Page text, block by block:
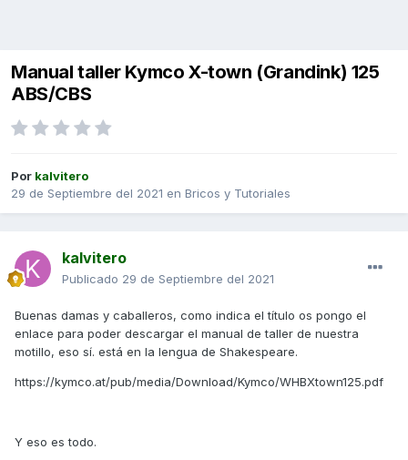
Manual taller Kymco X-town (Grandink) 125
ABS/CBS
Por kalvitero
29 de Septiembre del 2021 en Bricos y Tutoriales
kalvitero
Publicado 29 de Septiembre del 2021
Buenas damas y caballeros, como indica el título os pongo el
enlace para poder descargar el manual de taller de nuestra
motillo, eso sí. está en la lengua de Shakespeare.
https://kymco.at/pub/media/Download/Kymco/WHBXtown125.pdf
Y eso es todo.